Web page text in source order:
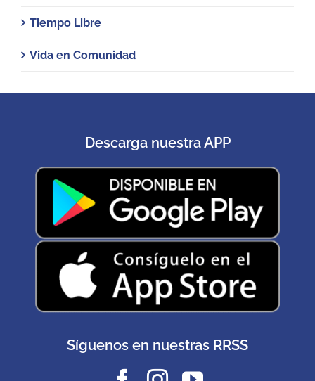
Tiempo Libre
Vida en Comunidad
Descarga nuestra APP
Síguenos en nuestras RRSS